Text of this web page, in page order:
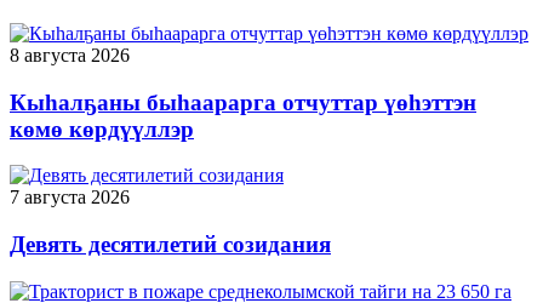
8 августа 2026
Кыһалҕаны быһаарарга отчуттар үөһэттэн
көмө көрдүүллэр
7 августа 2026
Девять десятилетий созидания